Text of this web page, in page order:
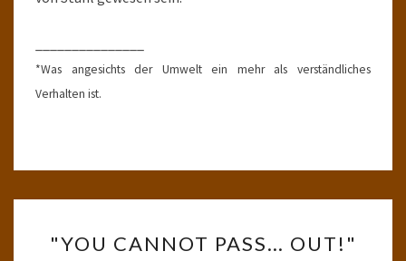
*Was angesichts der Umwelt ein mehr als verständliches
Verhalten ist.
CANNOT
"YOU CANNOT PASS… OUT!"